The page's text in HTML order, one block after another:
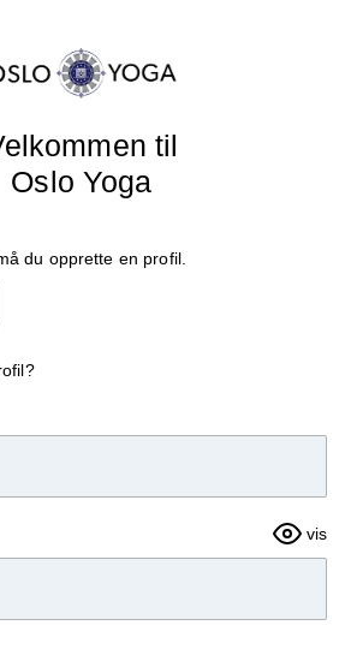
til
Oslo Yoga
du opprette en profil.
vis